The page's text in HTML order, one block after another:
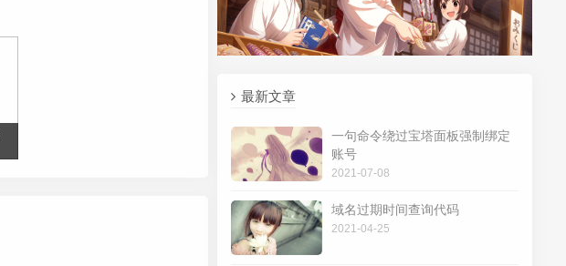
最新文章
一句命令绕过宝塔面板强制绑定
账号
2021-07-08
域名过期时间查询代码
2021-04-25